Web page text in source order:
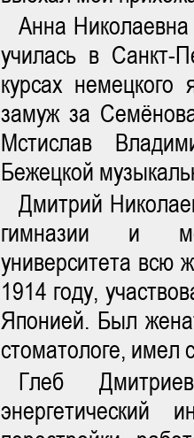
Анна
училась в Санкт-
курсах
замуж за
Мстислав
Бежецкой
Дмитрий
гимназии и
университета всю
1914 году,
Японией. Был
стоматологе, имел
Глеб
энергетический